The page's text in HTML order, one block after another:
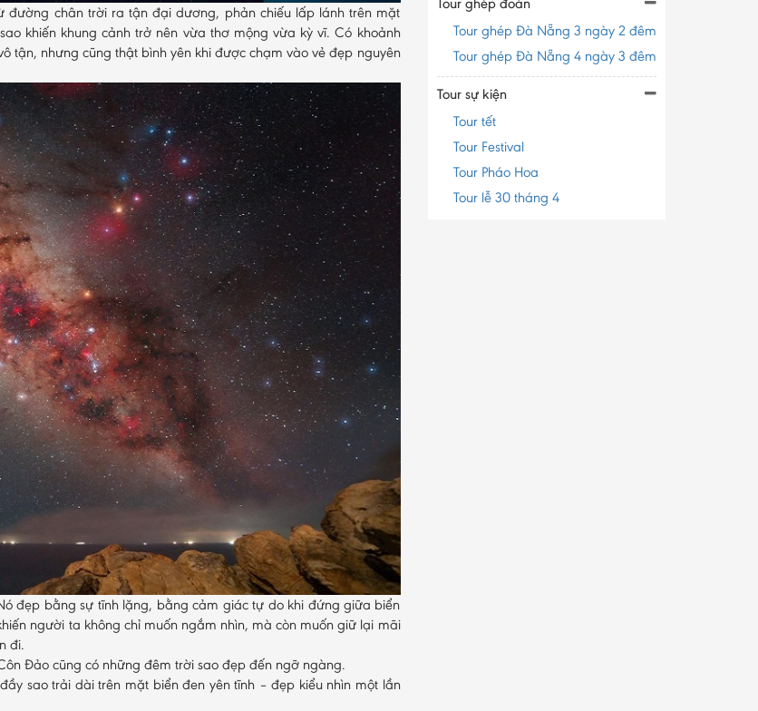
chân trời ra tận đại dương, phản chiếu lấp lánh trên mặt
khiến khung cảnh trở nên vừa thơ mộng vừa kỳ vĩ. Có khoảnh
tận, nhưng cũng thật bình yên khi được chạm vào vẻ đẹp nguyên
đẹp bằng sự tĩnh lặng, bằng cảm giác tự do khi đứng giữa biển
người ta không chỉ muốn ngắm nhìn, mà còn muốn giữ lại mãi
đi.
Đảo cũng có những đêm trời sao đẹp đến ngỡ ngàng.
sao trải dài trên mặt biển đen yên tĩnh – đẹp kiểu nhìn một lần
Tour ghép Đà Nẵng 3 ngày 2 đêm
Tour ghép Đà Nẵng 4 ngày 3 đêm
Tour sự kiện
Tour tết
Tour Festival
Tour Pháo Hoa
Tour lễ 30 tháng 4